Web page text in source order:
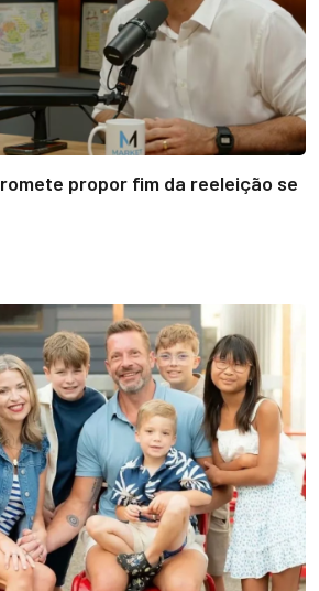
propor fim da reeleição se